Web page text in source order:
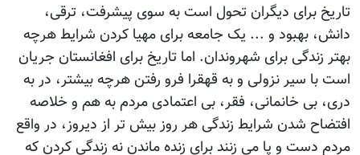
تاریخ برای دیگران تحول است به سوی پیشرفت، ترقی،
دانش، بهبود و ... یک جامعه برای مهیا کردن شرایط هرچه
بهتر زندگی برای شهروندان. اما تاریخ برای افغانستان جریان
است با سیر نزولی و به قهقرا فرو رفتن هرچه بیشتر، در به
دری، بی خانمانی، فقر، بی اعتمادی مردم به هم و خلاصه
افتضاح شدن شرایط زندگی هر روز بیش تر از دیروز، در واقع
مردم دست و پا می زنند برای زنده ماندن نه زندگی کردن که